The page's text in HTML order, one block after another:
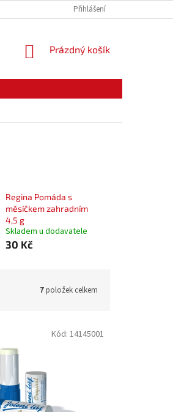
PODMÍNKY OCHRANY
Přihlášení
NÁKUPNÍ
Prázdný košík
Regina Pomáda s
měsíčkem zahradním
4,5 g
Skladem u dodavatele
30 Kč
7položek celkem
Kód: 14145001